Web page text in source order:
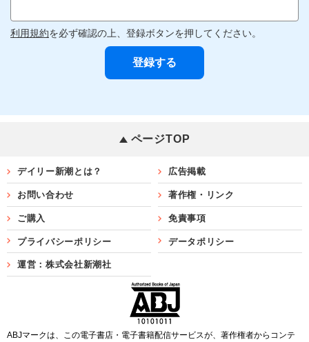
利用規約を必ず確認の上、登録ボタンを押してください。
ページTOP
デイリー新潮とは？ 広告掲載
お問い合わせ 著作権・リンク
ご購入 免責事項
プライバシーポリシー データポリシー
運営：株式会社新潮社
ABJマークは、この電子書店・電子書籍配信サービスが、著作権者からコンテ